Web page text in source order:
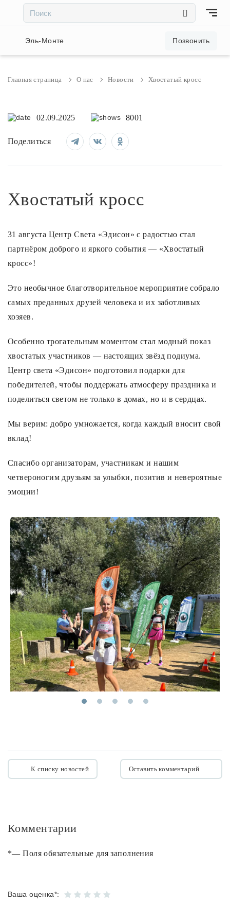
Акции и скидки
Споты
Уличное освещение
Интерьерная подсветка
Светодиодная лента
Предметы интерьера
Лампочки
Комплектующие
Каталог
Акции
О нас
Частые вопросы
Бренды
База знаний
Контакты
Эль-Монте Позвонить
Главная страница О нас Новости Хвостатый кросс
02.09.2025 8001
Поделиться
Хвостатый кросс
31 августа Центр Света «Эдисон» с радостью стал
партнёром доброго и яркого события — «Хвостатый
кросс»!
Это необычное благотворительное мероприятие собрало
самых преданных друзей человека и их заботливых
хозяев.
Особенно трогательным моментом стал модный показ
хвостатых участников — настоящих звёзд подиума.
Центр света «Эдисон» подготовил подарки для
победителей, чтобы поддержать атмосферу праздника и
поделиться светом не только в домах, но и в сердцах.
Мы верим: добро умножается, когда каждый вносит свой
вклад!
Спасибо организаторам, участникам и нашим
четвероногим друзьям за улыбки, позитив и невероятные
эмоции!
К списку новостей Оставить комментарий
Комментарии
*— Поля обязательные для заполнения
Ваша оценка*:
××